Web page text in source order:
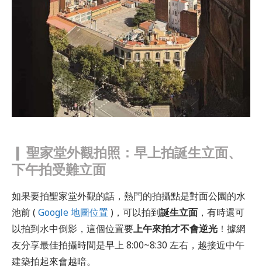
❙ 聖家堂外觀拍照：早上拍誕生立面、
下午拍受難立面
如果要拍聖家堂外觀的話，熱門的拍攝點是對面公園的水
池前 (Google 地圖位置 )，可以拍到誕生立面 ，有時還可
以拍到水中倒影，這個位置要上午來拍才不會逆光 ！據網
友分享最佳拍攝時間是早上 8:00~8:30 左右，越接近中午
建築拍起來會越暗。